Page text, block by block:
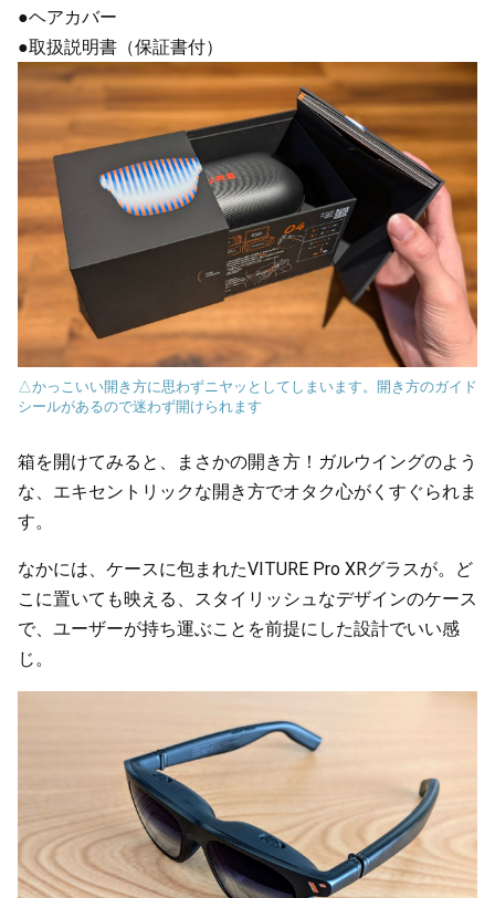
●ヘアカバー
●取扱説明書（保証書付）
△かっこいい開き方に思わずニヤッとしてしまいます。開き方のガイド
シールがあるので迷わず開けられます
箱を開けてみると、まさかの開き方！ガルウイングのよう
な、エキセントリックな開き方でオタク心がくすぐられま
す。
なかには、ケースに包まれたVITURE Pro XRグラスが。ど
こに置いても映える、スタイリッシュなデザインのケース
で、ユーザーが持ち運ぶことを前提にした設計でいい感
じ。